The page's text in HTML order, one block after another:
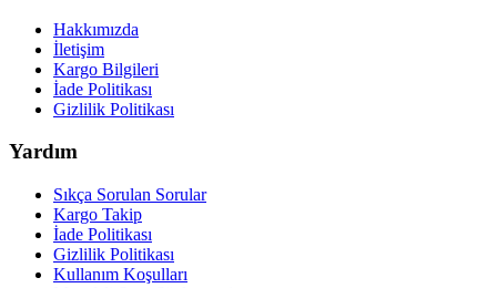
Hakkımızda
İletişim
Kargo Bilgileri
İade Politikası
Gizlilik Politikası
Yardım
Sıkça Sorulan Sorular
Kargo Takip
İade Politikası
Gizlilik Politikası
Kullanım Koşulları